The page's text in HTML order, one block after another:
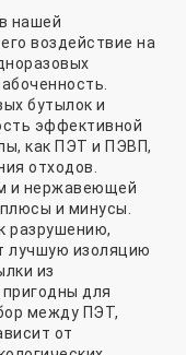
нашей
воздействие на
бутылок и
эффективной
как ПЭТ и ПЭВП,
отходов.
и нержавеющей
и минусы.
разрушению,
лучшую изоляцию
из
для
между ПЭТ,
от